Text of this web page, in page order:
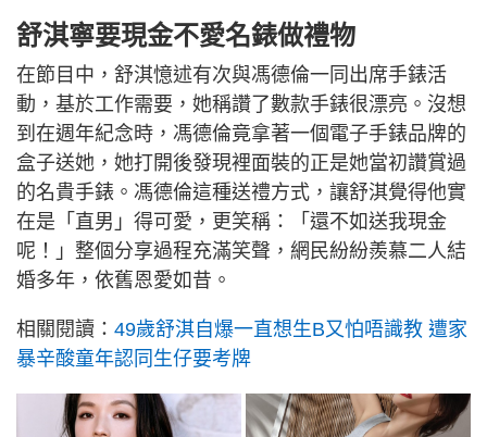
舒淇寧要現金不愛名錶做禮物
在節目中，舒淇憶述有次與馮德倫一同出席手錶活
動，基於工作需要，她稱讚了數款手錶很漂亮。沒想
到在週年紀念時，馮德倫竟拿著一個電子手錶品牌的
盒子送她，她打開後發現裡面裝的正是她當初讚賞過
的名貴手錶。馮德倫這種送禮方式，讓舒淇覺得他實
在是「直男」得可愛，更笑稱：「還不如送我現金
呢！」整個分享過程充滿笑聲，網民紛紛羨慕二人結
婚多年，依舊恩愛如昔。
相關閱讀： 49歲舒淇自爆一直想生B又怕唔識教 遭家
暴辛酸童年認同生仔要考牌